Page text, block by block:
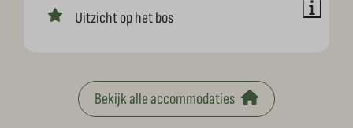
Uitzicht op het bos
Bekijk alle accommodaties